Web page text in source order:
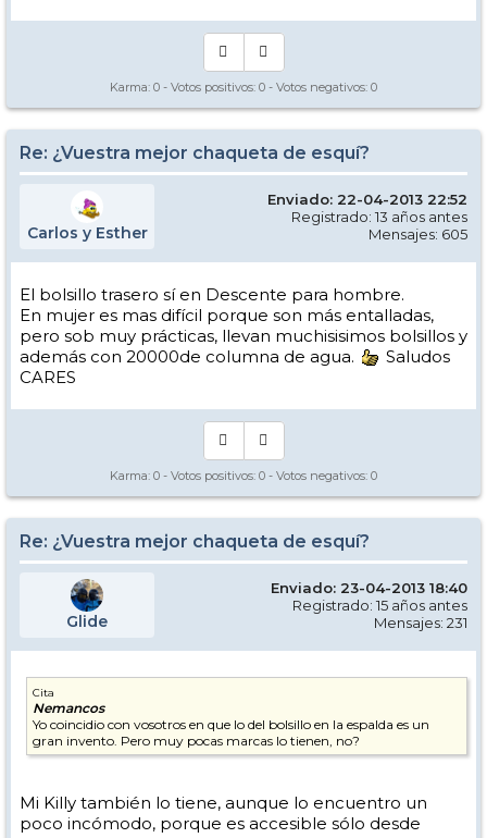
Karma: 0 - Votos positivos: 0 - Votos negativos: 0
Re: ¿Vuestra mejor chaqueta de esquí?
Carlos y Esther
Enviado: 22-04-2013 22:52
Registrado: 13 años antes
Mensajes: 605
El bolsillo trasero sí en Descente para hombre.
En mujer es mas difícil porque son más entalladas,
pero sob muy prácticas, llevan muchisisimos bolsillos y
además con 20000de columna de agua.
Saludos
CARES
Karma: 0 - Votos positivos: 0 - Votos negativos: 0
Re: ¿Vuestra mejor chaqueta de esquí?
Glide
Enviado: 23-04-2013 18:40
Registrado: 15 años antes
Mensajes: 231
Cita
Nemancos
Yo coincidio con vosotros en que lo del bolsillo en la espalda es un
gran invento. Pero muy pocas marcas lo tienen, no?
Mi Killy también lo tiene, aunque lo encuentro un
poco incómodo, porque es accesible sólo desde